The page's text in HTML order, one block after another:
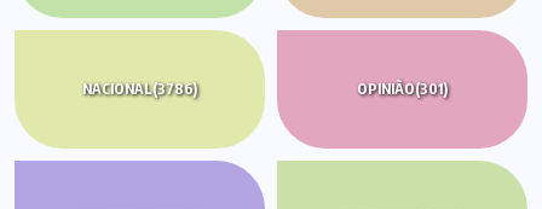
NACIONAL(3786) OPINIÃO(301)